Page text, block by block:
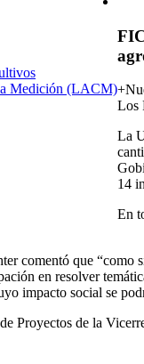
Medición (LACM)
Los
La
14
En
que “como
en resolver
impacto social se
Proyectos de la